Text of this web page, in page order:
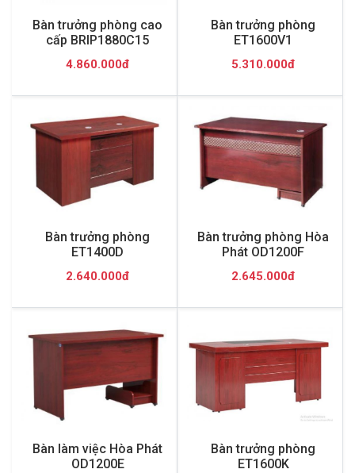
Bàn trưởng phòng cao
cấp BRIP1880C15
4.860.000đ
Bàn trưởng phòng
ET1600V1
5.310.000đ
Bàn trưởng phòng
ET1400D
2.640.000đ
Bàn trưởng phòng Hòa
Phát OD1200F
2.645.000đ
Bàn làm việc Hòa Phát
OD1200E
Bàn trưởng phòng
ET1600K